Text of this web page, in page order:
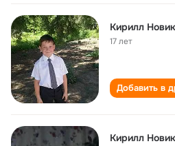
Кирилл
17 лет
Добавить в
Кирилл